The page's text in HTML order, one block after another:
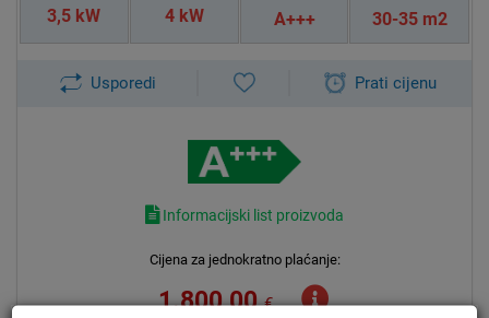
3,5 kW 4 kW A+++ 30-35 m2
Usporedi Prati cijenu
Informacijski list proizvoda
Cijena za jednokratno plaćanje:
1.800,00€